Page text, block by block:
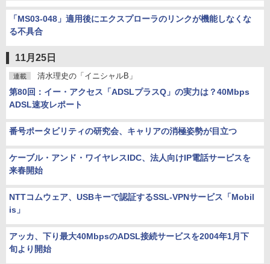
「MS03-048」適用後にエクスプローラのリンクが機能しなくな
る不具合
11月25日
連載 清水理史の「イニシャルB」
第80回：イー・アクセス「ADSLプラスQ」の実力は？40Mbps
ADSL速攻レポート
番号ポータビリティの研究会、キャリアの消極姿勢が目立つ
ケーブル・アンド・ワイヤレスIDC、法人向けIP電話サービスを
来春開始
NTTコムウェア、USBキーで認証するSSL-VPNサービス「Mobil
is」
アッカ、下り最大40MbpsのADSL接続サービスを2004年1月下
旬より開始